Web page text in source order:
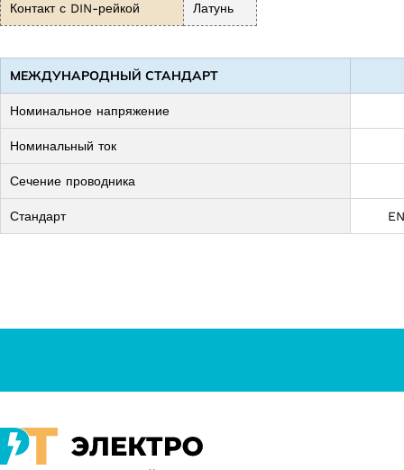
Контакт с DIN-рейкой Латунь
МЕЖДУНАРОДНЫЙ СТАНДАРТ
Номинальное напряжение
Номинальный ток
Сечение проводника
Стандарт